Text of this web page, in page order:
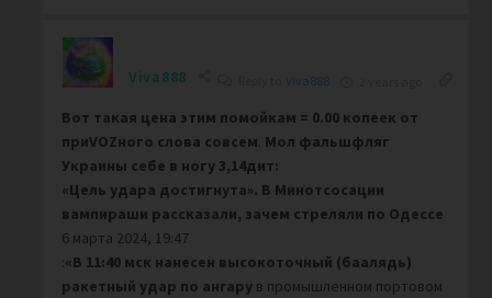
Viva888 Viva888
Вот такая цена этим помойкам = 0.00 копеек от
приVOZного слова совсем. Мол фальшфляг
Украины себе в ногу 3,14дит:
«Цель удара достигнута». В Минотсосации
вампираши рассказали, зачем стреляли по Одессе
6 марта 2024, 19:47
:«В 11:40 мск нанесен высокоточный (баалядь)
ракетный удар по ангару в промышленном портовом